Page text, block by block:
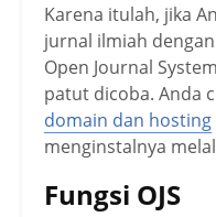
Karena itulah, jika
jurnal ilmiah
Open Journal
patut dicoba. Anda
domain dan hosting
menginstalnya
Fungsi OJS